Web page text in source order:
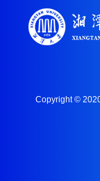
Copyright ©